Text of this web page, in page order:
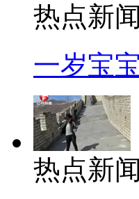
热点新闻
一岁宝
热点新闻